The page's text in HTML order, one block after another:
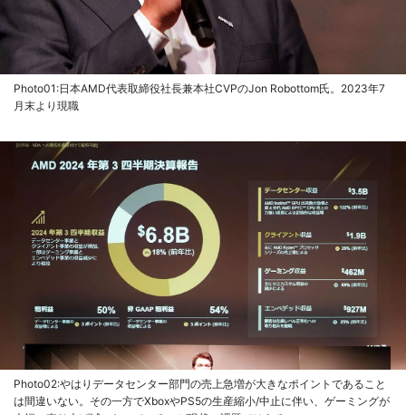
Photo01:日本AMD代表取締役社長兼本社CVPのJon Robottom氏。2023年7
月末より現職
Photo02:やはりデータセンター部門の売上急増が大きなポイントであること
は間違いない。その一方でXboxやPS5の生産縮小/中止に伴い、ゲーミングが